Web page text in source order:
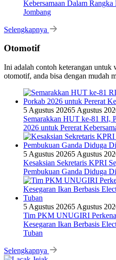
Kebersamaan Dalam
Jombang
Selengkapnya
Otomotif
Ini adalah contoh keterangan untuk
otomotif, anda bisa dengan mudah
5 Agustus 20265 Agustus
Semarakkan HUT ke-81 RI,
2026 untuk Pererat
5 Agustus 20265 Agustus
Kesaksian Sekretaris KPRI
Pembukuan Ganda Diduga
5 Agustus 20265 Agustus
Tim PKM UNUGIRI
Kesegaran Ikan Berbasis
Tuban
Selengkapnya